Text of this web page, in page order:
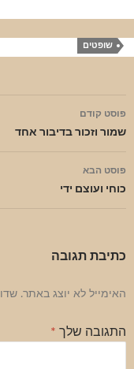
שופטים
ניווט
בפוסטים
פוסט קודם
שמור וזכור בדיבור אחד
פוסט הבא
כוחי ועוצם ידי
כתיבת תגובה
האימייל לא יוצג באתר.
התגובה שלך *